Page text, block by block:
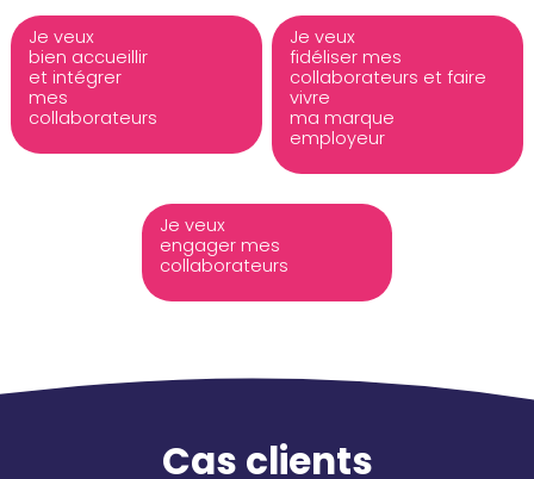
Je veux
bien accueillir
et intégrer
mes
collaborateurs
Je veux
fidéliser mes
collaborateurs et faire
vivre
ma marque
employeur
Je veux
engager mes
collaborateurs
Cas clients